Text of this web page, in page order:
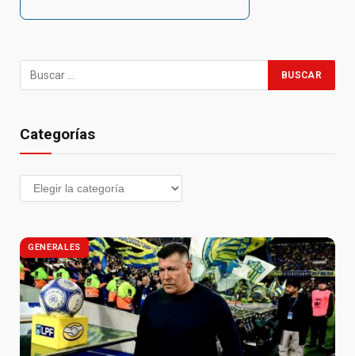
Categorías
GENERALES